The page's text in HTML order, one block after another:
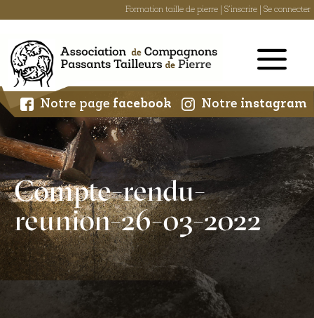
Formation taille de pierre S'inscrire Se connecter
content
Notre page facebook Notre instagram
Compte-rendu-
reunion-26-03-2022